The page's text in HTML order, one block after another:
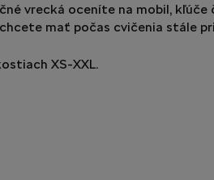
vrecká oceníte na mobil, kľúče
mať počas cvičenia stále
XS-XXL.